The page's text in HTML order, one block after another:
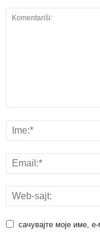
сачувајте моје име,